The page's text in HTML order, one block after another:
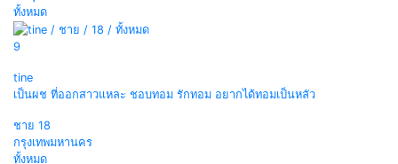
ทั้งหมด
9
tine
เป็นผช ที่ออกสาวแหละ ชอบทอม รักทอม อยากได้ทอมเป็นหลัว
ชาย 18
กรุงเทพมหานคร
ทั้งหมด